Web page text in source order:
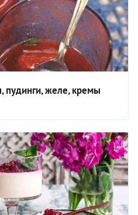
пудинги, желе, кремы